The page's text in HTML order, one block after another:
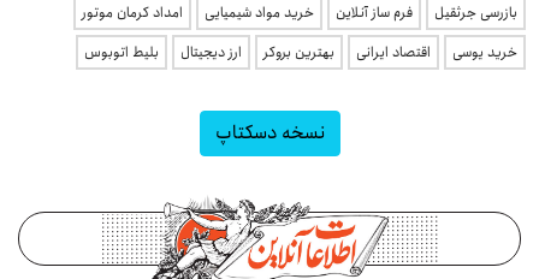
بازرسی جرثقیل فرم ساز آنلاین خرید مواد شیمیایی
امداد کرمان موتور
خرید یوسی
اقتصاد ایرانی بهترین بروکر ارز دیجیتال بلیط اتوبوس
نسخه دسکتاپ